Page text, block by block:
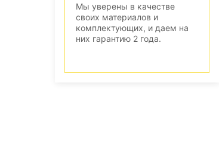
Мы уверены в качестве
своих материалов и
комплектующих, и даем на
них гарантию 2 года.